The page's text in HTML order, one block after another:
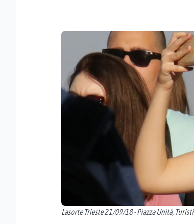
Lasorte Trieste 21/09/18 - Piazza Unità, Turisti